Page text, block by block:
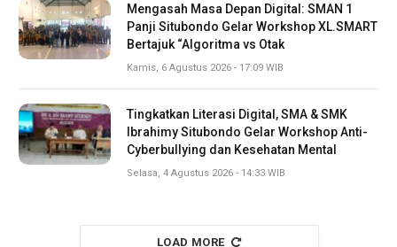
Mengasah Masa Depan Digital: SMAN 1
Panji Situbondo Gelar Workshop XL.SMART
Bertajuk “Algoritma vs Otak
Kamis, 6 Agustus 2026 - 17:09 WIB
Tingkatkan Literasi Digital, SMA & SMK
Ibrahimy Situbondo Gelar Workshop Anti-
Cyberbullying dan Kesehatan Mental
Selasa, 4 Agustus 2026 - 14:33 WIB
LOAD MORE